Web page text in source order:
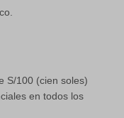
S/100 (cien soles)
en todos los